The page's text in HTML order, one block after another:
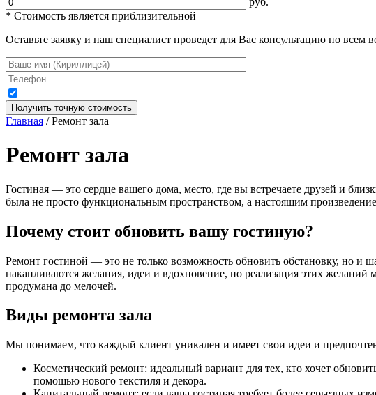
* Стоимость является приблизительной
Оставьте заявку и наш специалист проведет для Вас консультацию по всем
Главная / Ремонт зала
Ремонт зала
Гостиная — это сердце вашего дома, место, где вы встречаете друзей и
была не просто функциональным пространством, а настоящим
Почему стоит обновить вашу гостиную?
Ремонт гостиной — это не только возможность обновить обстановку, но и
накапливаются желания, идеи и вдохновение, но реализация этих
продумана до мелочей.
Виды ремонта зала
Мы понимаем, что каждый клиент уникален и имеет свои идеи и
Косметический ремонт: идеальный вариант для тех, кто хочет
помощью нового текстиля и декора.